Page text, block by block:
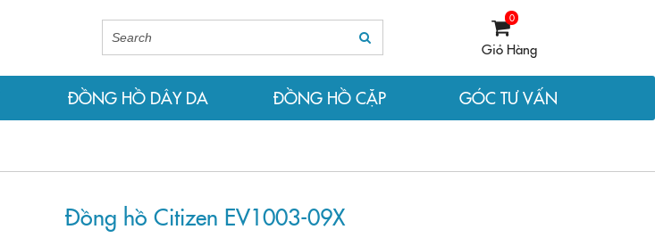
0
Giỏ Hàng
ĐỒNG HỒ DÂY DA ĐỒNG HỒ CẶP GÓC TƯ VẤN
Đồng hồ Citizen EV1003-09X